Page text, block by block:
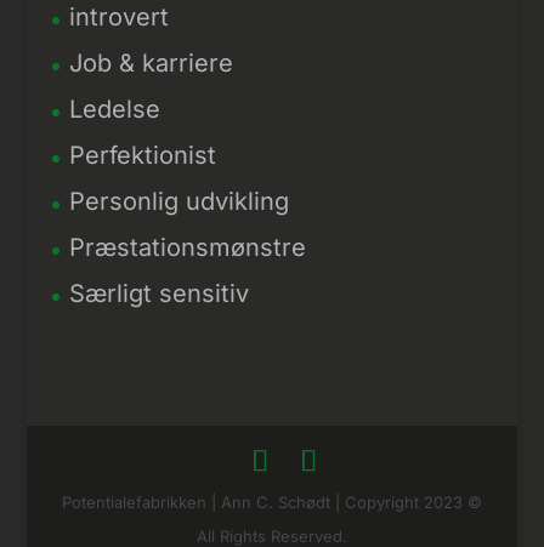
introvert
Job & karriere
Ledelse
Perfektionist
Personlig udvikling
Præstationsmønstre
Særligt sensitiv
Potentialefabrikken | Ann C. Schødt | Copyright 2023 ©
All Rights Reserved.